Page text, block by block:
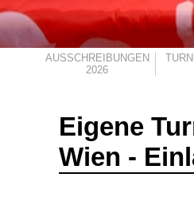
AUSSCHREIBUNGEN
2026
Eigene
Wien -